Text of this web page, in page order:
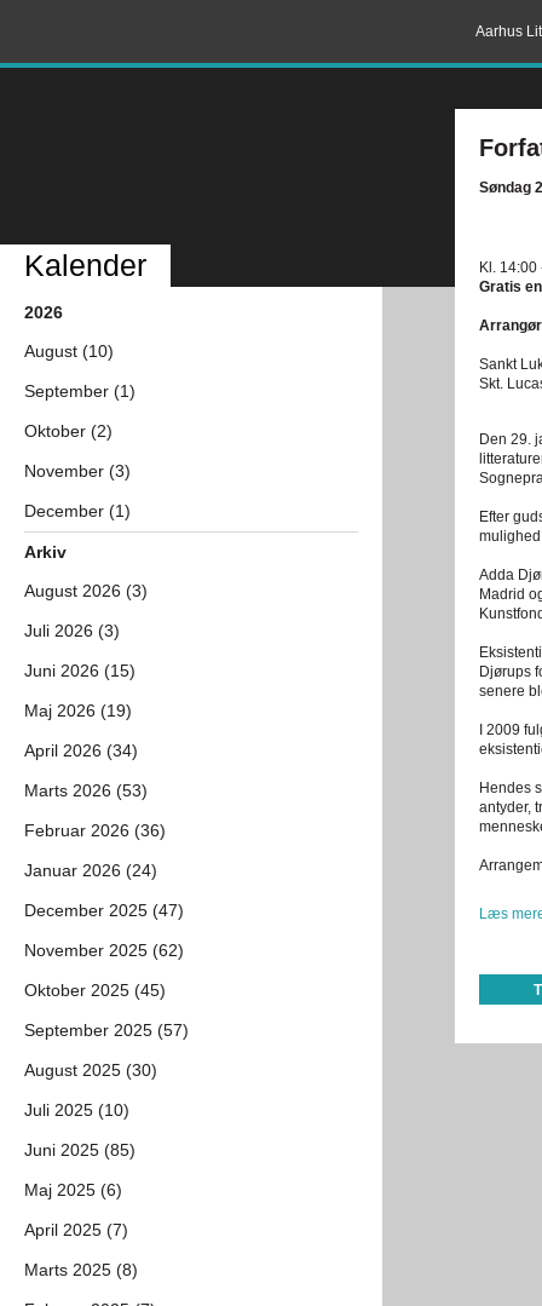
Aarhus
Søndag
Kl. 14:00
Gratis
Sankt
Skt.
Den 29.
Efter
Adda
Madrid
Djørups
senere
I 2009
Hendes
antyder,
Læs
Kalender
2026
August (10)
September (1)
Oktober (2)
November (3)
December (1)
Arkiv
August 2026 (3)
Juli 2026 (3)
Juni 2026 (15)
Maj 2026 (19)
April 2026 (34)
Marts 2026 (53)
Februar 2026 (36)
Januar 2026 (24)
December 2025 (47)
November 2025 (62)
Oktober 2025 (45)
September 2025 (57)
August 2025 (30)
Juli 2025 (10)
Juni 2025 (85)
Maj 2025 (6)
April 2025 (7)
Marts 2025 (8)